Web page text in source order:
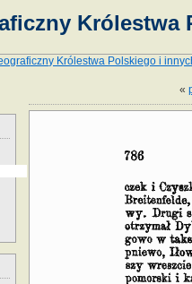
Królestwa Polskiego i
«